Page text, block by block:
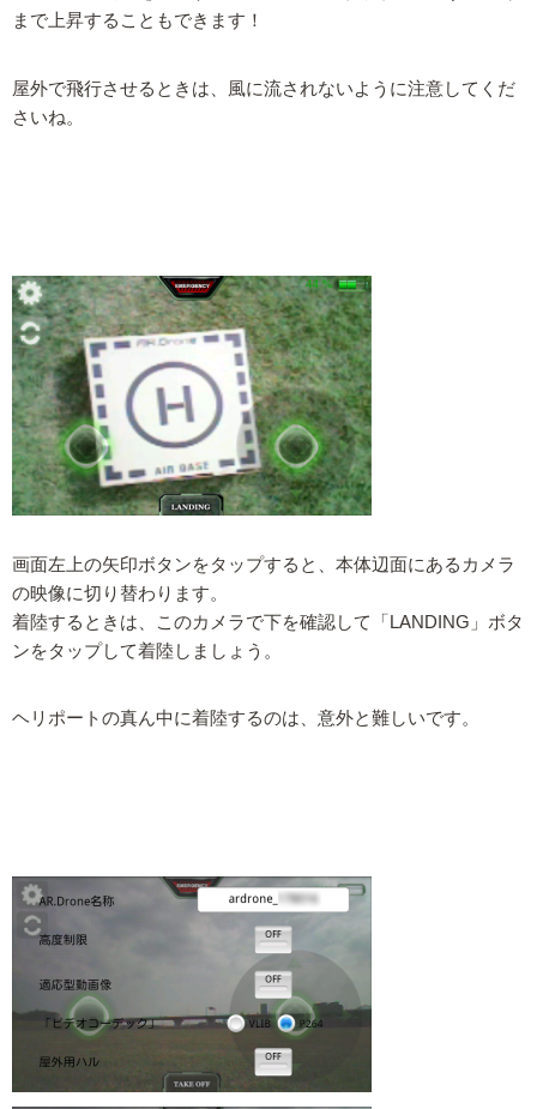
まで上昇することもできます！
屋外で飛行させるときは、風に流されないように注意してくだ
さいね。
画面左上の矢印ボタンをタップすると、本体辺面にあるカメラ
の映像に切り替わります。
着陸するときは、このカメラで下を確認して「LANDING」ボタ
ンをタップして着陸しましょう。
ヘリポートの真ん中に着陸するのは、意外と難しいです。